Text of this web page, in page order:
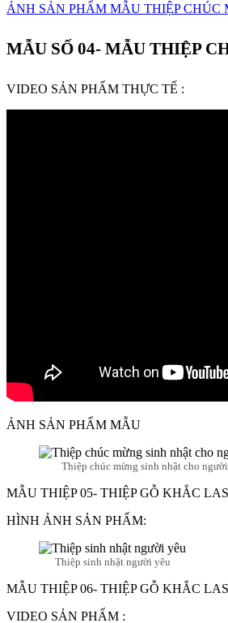
ẢNH SẢN PHẨM MẪU THIỆP
MẪU SỐ 04- MẪU THIỆP
VIDEO SẢN PHẨM THỰC TẾ :
ẢNH SẢN PHẨM MẪU
Thiệp chúc mừng sinh nhật cho
MẪU THIỆP 05- THIỆP GỖ KHẮC
HÌNH ẢNH SẢN PHẨM:
Thiệp sinh nhật người yêu
MẪU THIỆP 06- THIỆP GỖ KHẮC
VIDEO SẢN PHẨM :